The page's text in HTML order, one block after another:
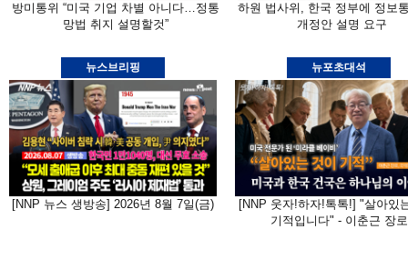
방미통위 “미국 기업 차별 아니다…정통
망법 취지 설명할것”
하원 법사위, 한국 정부에 정보
개정안 설명 요구
뉴스브리핑
[NNP 뉴스 생방송] 2026년 8월 7일(금)
뉴포초대석
[NNP 웃자!하자!톡톡!] "살아있
기적입니다" - 이춘근 장로